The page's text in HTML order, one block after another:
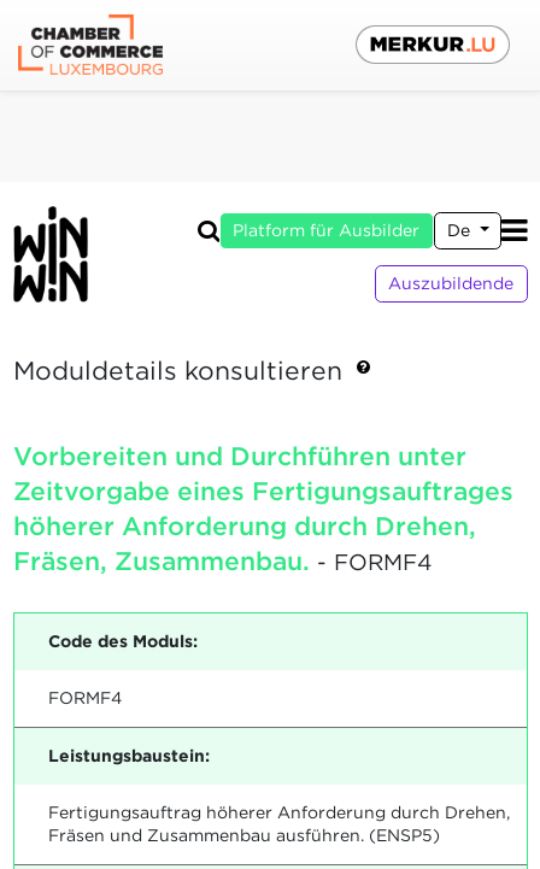
Platform für Ausbilder De
Auszubildende
Moduldetails konsultieren
Vorbereiten und Durchführen unter
Zeitvorgabe eines Fertigungsauftrages
höherer Anforderung durch Drehen,
Fräsen, Zusammenbau. - FORMF4
Code des Moduls:
FORMF4
Leistungsbaustein:
Fertigungsauftrag höherer Anforderung durch Drehen,
Fräsen und Zusammenbau ausführen. (ENSP5)